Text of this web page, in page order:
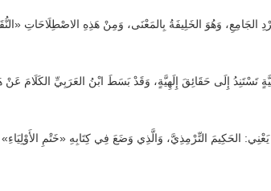
وَهُوَ الخَلِيفَةُ بِالمَعْنَى، وَمِنْ هَذِهِ الاصْطِلَاحَاتِ
تَسْتَنِدُ إِلَى حَقَائِقَ إِلَهِيَّةٍ، وَقَدْ بَسَطَ ابْنُ العَرَبِيِّ الكَلَامَ
الحَكِيمَ التِّرْمِذِيَّ، وَالَّذِي وَضَعَ فِي كِتَابِهِ «خَتْمِ